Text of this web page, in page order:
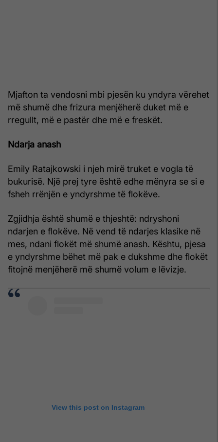
Mjafton ta vendosni mbi pjesën ku yndyra vërehet
më shumë dhe frizura menjëherë duket më e
rregullt, më e pastër dhe më e freskët.
Ndarja anash
Emily Ratajkowski i njeh mirë truket e vogla të
bukurisë. Një prej tyre është edhe mënyra se si e
fsheh rrënjën e yndyrshme të flokëve.
Zgjidhja është shumë e thjeshtë: ndryshoni
ndarjen e flokëve. Në vend të ndarjes klasike në
mes, ndani flokët më shumë anash. Kështu, pjesa
e yndyrshme bëhet më pak e dukshme dhe flokët
fitojnë menjëherë më shumë volum e lëvizje.
View this post on Instagram